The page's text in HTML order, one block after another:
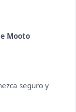
Mooto
seguro y